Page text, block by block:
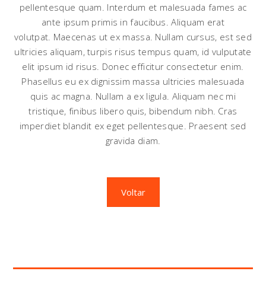
pellentesque quam. Interdum et malesuada fames ac
ante ipsum primis in faucibus. Aliquam erat
volutpat. Maecenas ut ex massa. Nullam cursus, est sed
ultricies aliquam, turpis risus tempus quam, id vulputate
elit ipsum id risus. Donec efficitur consectetur enim.
Phasellus eu ex dignissim massa ultricies malesuada
quis ac magna. Nullam a ex ligula. Aliquam nec mi
tristique, finibus libero quis, bibendum nibh. Cras
imperdiet blandit ex eget pellentesque. Praesent sed
gravida diam.
Voltar